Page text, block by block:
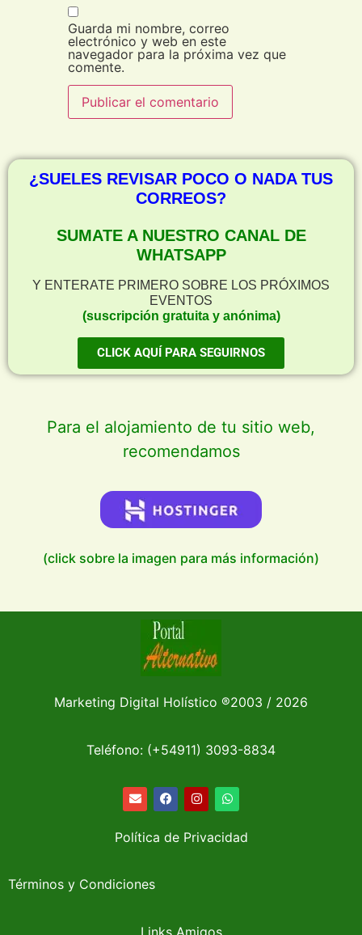
Guarda mi nombre, correo
electrónico y web en este
navegador para la próxima vez que
comente.
¿SUELES REVISAR POCO O NADA TUS
CORREOS?
SUMATE A NUESTRO CANAL DE
WHATSAPP
Y ENTERATE PRIMERO SOBRE LOS PRÓXIMOS
EVENTOS
(suscripción gratuita y anónima)
CLICK AQUÍ PARA SEGUIRNOS
Para el alojamiento de tu sitio web,
recomendamos
(click sobre la imagen para más información)
Marketing Digital Holístico ®2003 / 2026
Teléfono: (+54911) 3093-8834
Política de Privacidad
Términos y Condiciones
Links Amigos